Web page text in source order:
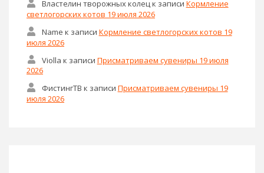
Властелин творожных колецк записи Кормление
светлогорских котов 19 июля 2026
Name к записи Кормление светлогорских котов 19
июля 2026
Violla к записи Присматриваем сувениры 19 июля
2026
ФистингТВ к записи Присматриваем сувениры 19
июля 2026